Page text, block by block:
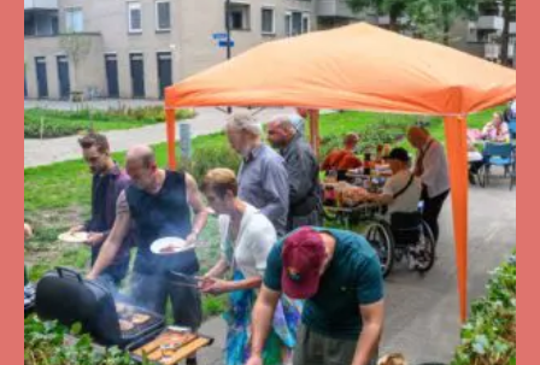
Lessen
van
zeven
jaar
Verduurzaming
van
Kwetsbare
Wijken